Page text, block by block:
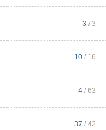
3 / 3
10 / 16
4 / 63
37 / 42